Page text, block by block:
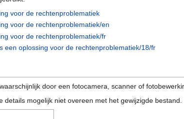
voor de rechtenproblematiek
voor de rechtenproblematiek/en
voor de rechtenproblematiek/fr
een oplossing voor de rechtenproblematiek/18/fr
door een fotocamera, scanner of
mogelijk niet overeen met het gewijzigde bestand.